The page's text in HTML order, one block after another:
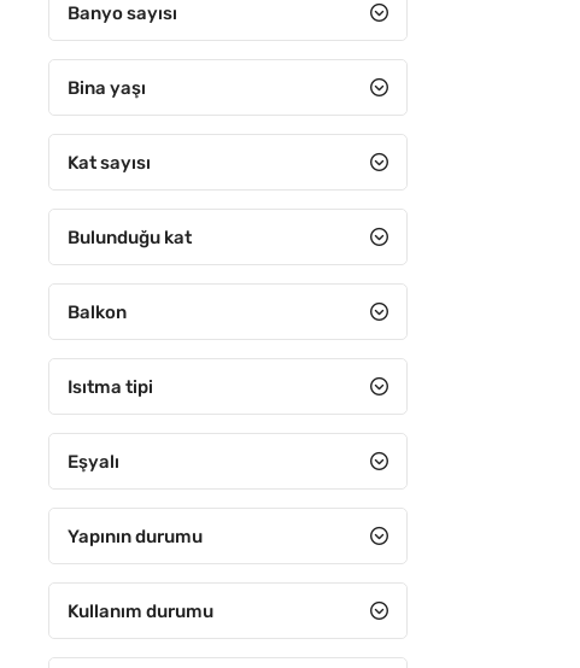
4+1
4+2
4+3
5+3
6+1
6+2
6+3
7+1
Banyo sayısı
Bina yaşı
Kat sayısı
Bulunduğu kat
Balkon
Isıtma tipi
Eşyalı
Yapının durumu
Kullanım durumu